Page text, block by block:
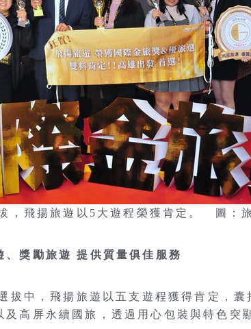
，飛揚旅遊以5大遊程榮獲肯定。 圖：
、獎勵旅遊 提供質量俱佳服務
拔中，飛揚旅遊以五支遊程獲得肯定，囊
及高屏永續國旅，透過用心包裝與特色突